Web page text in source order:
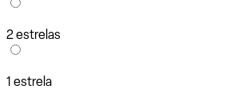
2 estrelas
1 estrela